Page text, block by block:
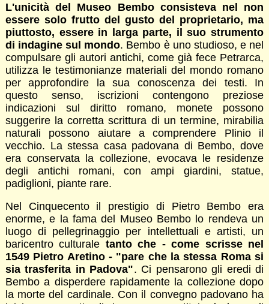
L'unicità del Museo Bembo consisteva nel non
essere solo frutto del gusto del proprietario, ma
piuttosto, essere in larga parte, il suo strumento
di indagine sul mondo. Bembo è uno studioso, e nel
compulsare gli autori antichi, come già fece Petrarca,
utilizza le testimonianze materiali del mondo romano
per approfondire la sua conoscenza dei testi. In
questo senso, iscrizioni contengono preziose
indicazioni sul diritto romano, monete possono
suggerire la corretta scrittura di un termine, mirabilia
naturali possono aiutare a comprendere Plinio il
vecchio. La stessa casa padovana di Bembo, dove
era conservata la collezione, evocava le residenze
degli antichi romani, con ampi giardini, statue,
padiglioni, piante rare.
Nel Cinquecento il prestigio di Pietro Bembo era
enorme, e la fama del Museo Bembo lo rendeva un
luogo di pellegrinaggio per intellettuali e artisti, un
baricentro culturale tanto che - come scrisse nel
1549 Pietro Aretino - "pare che la stessa Roma si
sia trasferita in Padova". Ci pensarono gli eredi di
Bembo a disperdere rapidamente la collezione dopo
la morte del cardinale. Con il convegno padovano ha